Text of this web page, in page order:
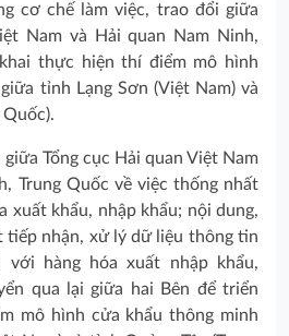
cơ chế làm việc, trao đổi giữa
Nam và Hải quan Nam Ninh,
thực hiện thí điểm mô hình
tỉnh Lạng Sơn (Việt Nam) và
Tổng cục Hải quan Việt Nam
Trung Quốc về việc thống nhất
xuất khẩu, nhập khẩu; nội dung,
tiếp nhận, xử lý dữ liệu thông tin
hàng hóa xuất nhập khẩu,
qua lại giữa hai Bên để triển
mô hình cửa khẩu thông minh